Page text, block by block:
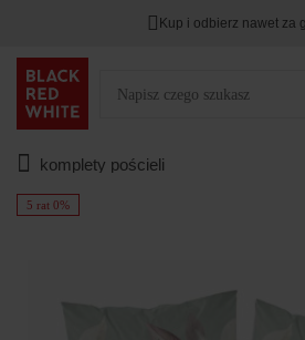
Kup i odbierz nawet za
komplety pościeli
5 rat 0%